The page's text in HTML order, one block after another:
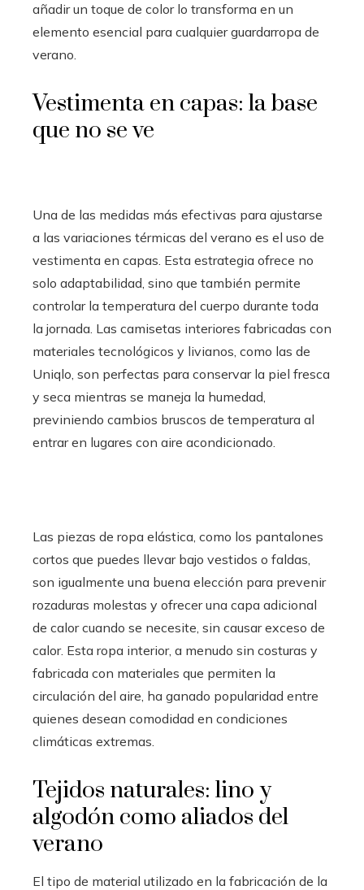
añadir un toque de color lo transforma en un
elemento esencial para cualquier guardarropa de
verano.
Vestimenta en capas: la base
que no se ve
Una de las medidas más efectivas para ajustarse
a las variaciones térmicas del verano es el uso de
vestimenta en capas. Esta estrategia ofrece no
solo adaptabilidad, sino que también permite
controlar la temperatura del cuerpo durante toda
la jornada. Las camisetas interiores fabricadas con
materiales tecnológicos y livianos, como las de
Uniqlo, son perfectas para conservar la piel fresca
y seca mientras se maneja la humedad,
previniendo cambios bruscos de temperatura al
entrar en lugares con aire acondicionado.
Las piezas de ropa elástica, como los pantalones
cortos que puedes llevar bajo vestidos o faldas,
son igualmente una buena elección para prevenir
rozaduras molestas y ofrecer una capa adicional
de calor cuando se necesite, sin causar exceso de
calor. Esta ropa interior, a menudo sin costuras y
fabricada con materiales que permiten la
circulación del aire, ha ganado popularidad entre
quienes desean comodidad en condiciones
climáticas extremas.
Tejidos naturales: lino y
algodón como aliados del
verano
El tipo de material utilizado en la fabricación de la